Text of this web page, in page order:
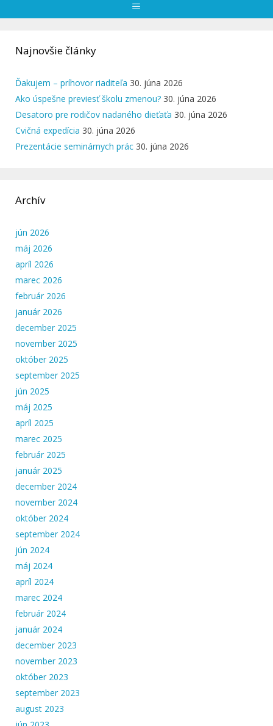
Najnovšie články
Ďakujem – príhovor riaditeľa 30. júna 2026
Ako úspešne previesť školu zmenou? 30. júna 2026
Desatoro pre rodičov nadaného dieťaťa 30. júna 2026
Cvičná expedícia 30. júna 2026
Prezentácie seminárnych prác 30. júna 2026
Archív
jún 2026
máj 2026
apríl 2026
marec 2026
február 2026
január 2026
december 2025
november 2025
október 2025
september 2025
jún 2025
máj 2025
apríl 2025
marec 2025
február 2025
január 2025
december 2024
november 2024
október 2024
september 2024
jún 2024
máj 2024
apríl 2024
marec 2024
február 2024
január 2024
december 2023
november 2023
október 2023
september 2023
august 2023